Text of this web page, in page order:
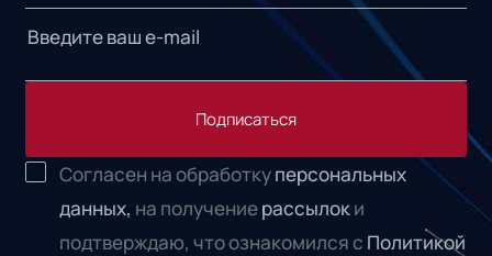
Подписаться
Согласен на обработкуперсональных
данных, на получениерассылоки
подтверждаю, что ознакомился с Политикой